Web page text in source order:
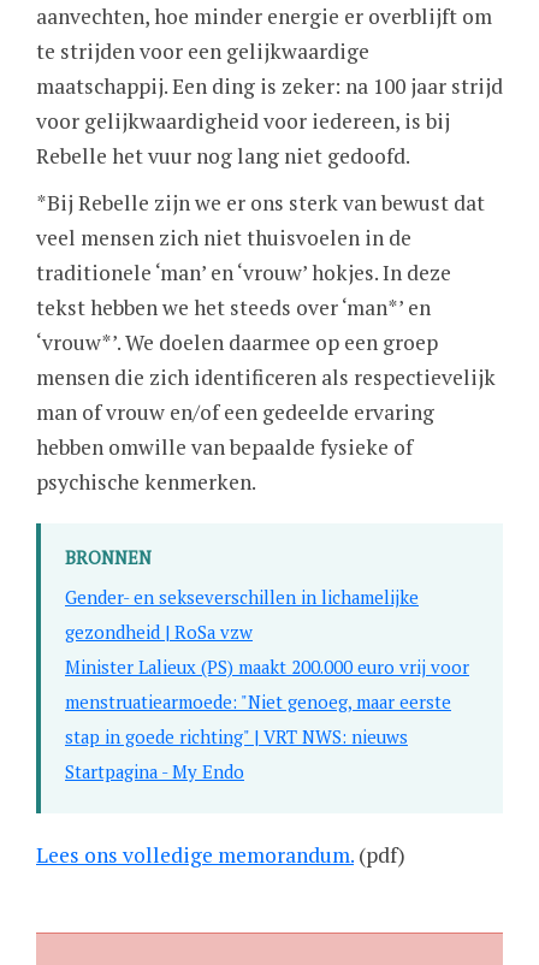
aanvechten, hoe minder energie er overblijft om
te strijden voor een gelijkwaardige
maatschappij. Een ding is zeker: na 100 jaar strijd
voor gelijkwaardigheid voor iedereen, is bij
Rebelle het vuur nog lang niet gedoofd.
*Bij Rebelle zijn we er ons sterk van bewust dat
veel mensen zich niet thuisvoelen in de
traditionele ‘man’ en ‘vrouw’ hokjes. In deze
tekst hebben we het steeds over ‘man*’ en
‘vrouw*’. We doelen daarmee op een groep
mensen die zich identificeren als respectievelijk
man of vrouw en/of een gedeelde ervaring
hebben omwille van bepaalde fysieke of
psychische kenmerken.
Bronnen
Gender- en sekseverschillen in lichamelijke
gezondheid | RoSa vzw
Minister Lalieux (PS) maakt 200.000 euro vrij voor
menstruatiearmoede: "Niet genoeg, maar eerste
stap in goede richting" | VRT NWS: nieuws
Startpagina - My Endo
Lees ons volledige memorandum. (pdf)